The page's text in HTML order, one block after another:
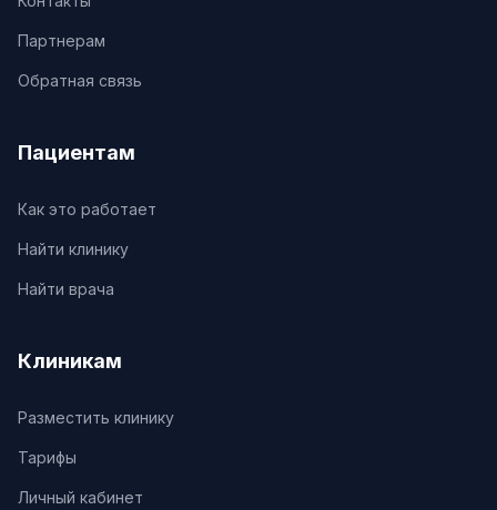
Партнерам
Обратная связь
Пациентам
Как это работает
Найти клинику
Найти врача
Клиникам
Разместить клинику
Тарифы
Личный кабинет